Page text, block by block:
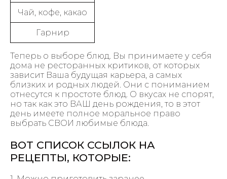
Чай, кофе, какао
Гарнир
Теперь о выборе блюд. Вы принимаете у себя
дома не ресторанных критиков, от которых
зависит Ваша будущая карьера, а самых
близких и родных людей. Они с пониманием
отнесутся к простоте блюд. О вкусах не спорят,
но так как это ВАШ день рождения, то в этот
день имеете полное моральное право
выбрать СВОИ любимые блюда.
ВОТ СПИСОК ССЫЛОК НА
РЕЦЕПТЫ, КОТОРЫЕ: